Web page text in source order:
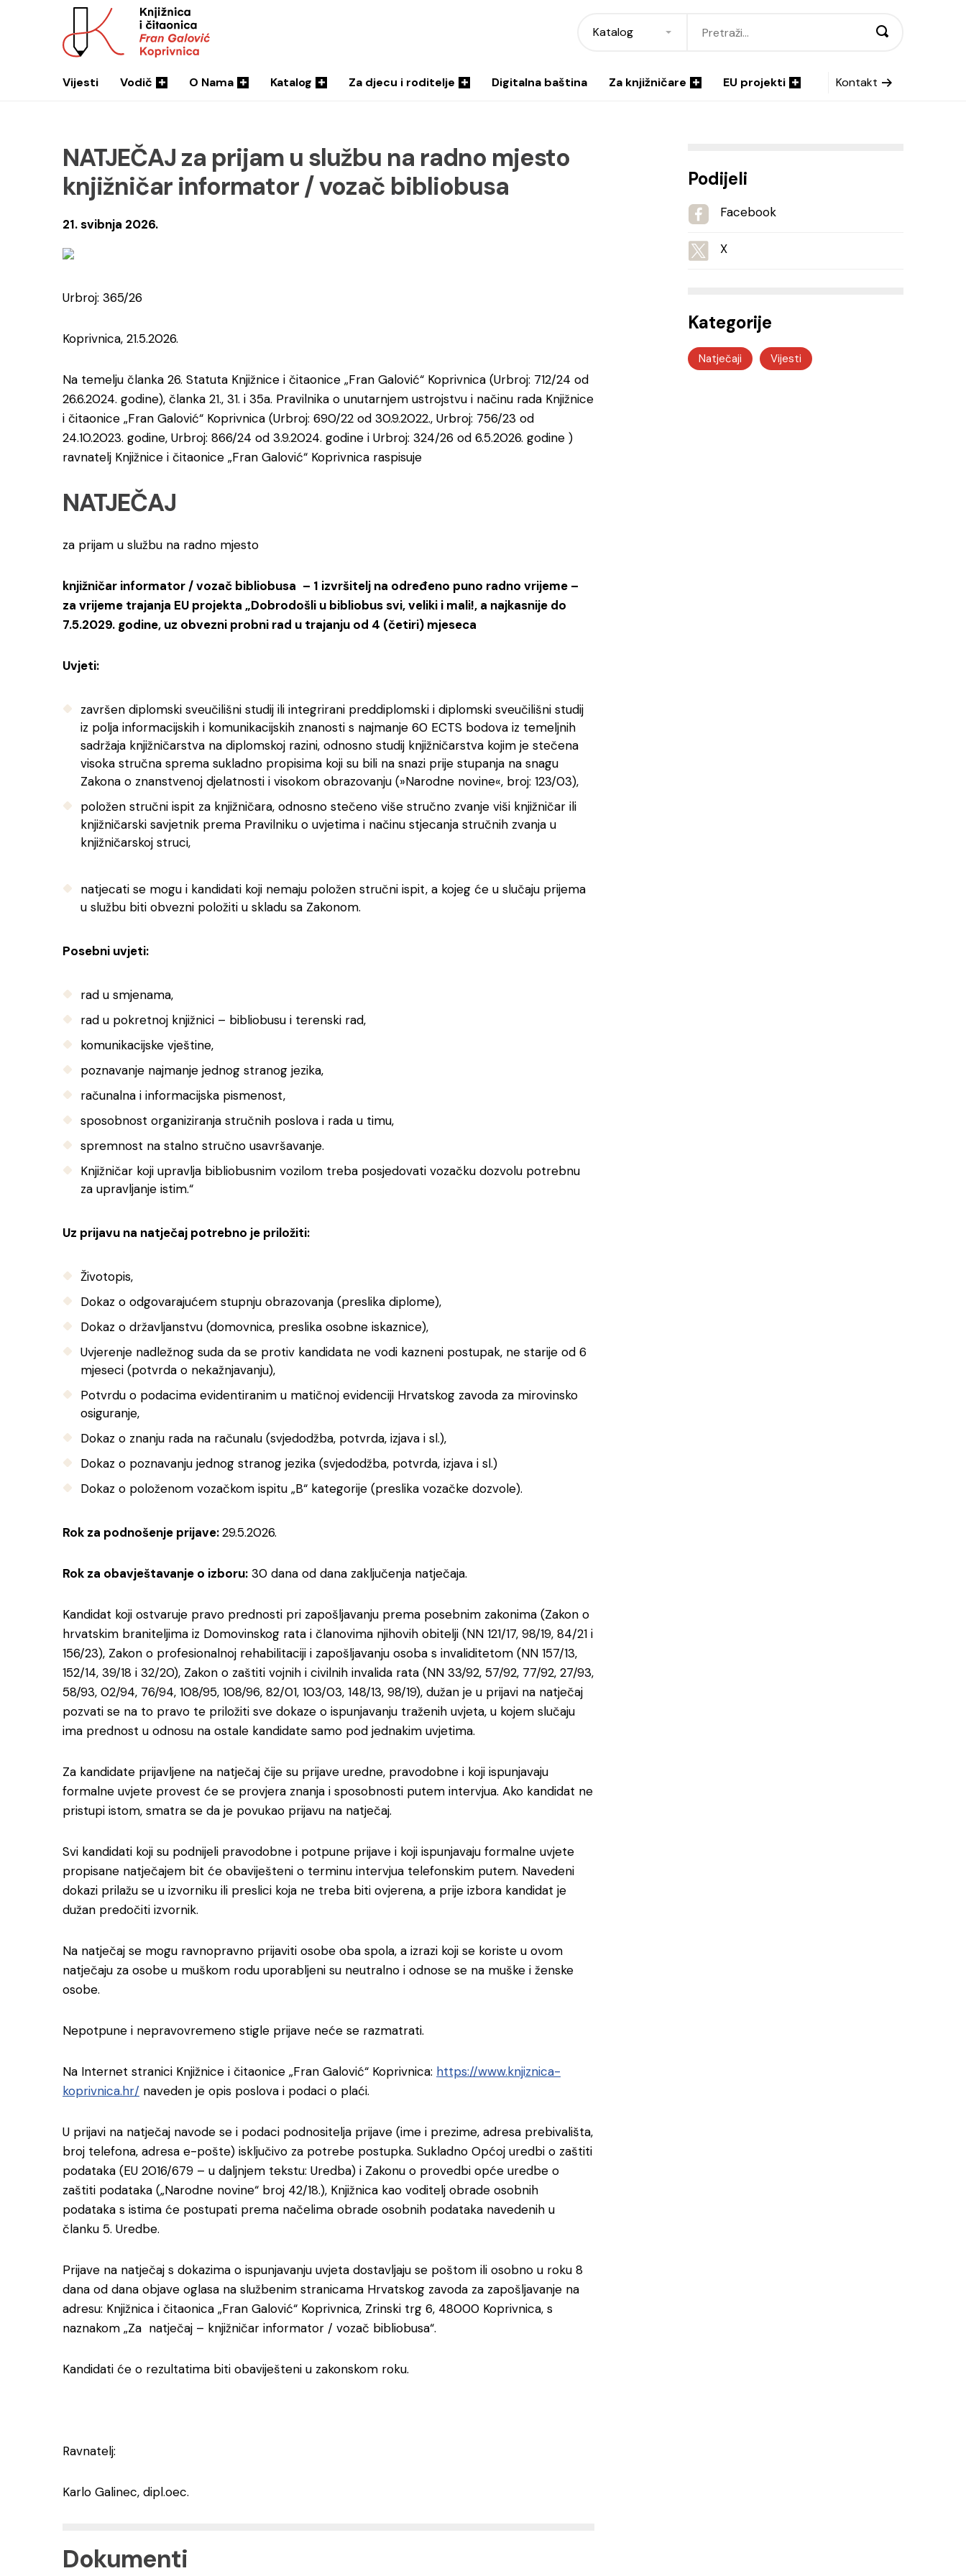
Katalog
Vijesti Vodič O Nama Katalog Za djecu i roditelje Digitalna baština Za knjižničare EU projekti Kontakt
NATJEČAJ za prijam u službu na radno mjesto
knjižničar informator / vozač bibliobusa
21. svibnja 2026.
Urbroj: 365/26
Koprivnica, 21.5.2026.
Na temelju članka 26. Statuta Knjižnice i čitaonice „Fran Galović“ Koprivnica (Urbroj: 712/24 od
26.6.2024. godine), članka 21., 31. i 35a. Pravilnika o unutarnjem ustrojstvu i načinu rada Knjižnice
i čitaonice „Fran Galović“ Koprivnica (Urbroj: 690/22 od 30.9.2022., Urbroj: 756/23 od
24.10.2023. godine, Urbroj: 866/24 od 3.9.2024. godine i Urbroj: 324/26 od 6.5.2026. godine )
ravnatelj Knjižnice i čitaonice „Fran Galović“ Koprivnica raspisuje
NATJEČAJ
za prijam u službu na radno mjesto
knjižničar informator / vozač bibliobusa – 1 izvršitelj na određeno puno radno vrijeme –
za vrijeme trajanja EU projekta „Dobrodošli u bibliobus svi, veliki i mali!, a najkasnije do
7.5.2029. godine, uz obvezni probni rad u trajanju od 4 (četiri) mjeseca
Uvjeti:
završen diplomski sveučilišni studij ili integrirani preddiplomski i diplomski sveučilišni studij
iz polja informacijskih i komunikacijskih znanosti s najmanje 60 ECTS bodova iz temeljnih
sadržaja knjižničarstva na diplomskoj razini, odnosno studij knjižničarstva kojim je stečena
visoka stručna sprema sukladno propisima koji su bili na snazi prije stupanja na snagu
Zakona o znanstvenoj djelatnosti i visokom obrazovanju (»Narodne novine«, broj: 123/03),
položen stručni ispit za knjižničara, odnosno stečeno više stručno zvanje viši knjižničar ili
knjižničarski savjetnik prema Pravilniku o uvjetima i načinu stjecanja stručnih zvanja u
knjižničarskoj struci,
natjecati se mogu i kandidati koji nemaju položen stručni ispit, a kojeg će u slučaju prijema
u službu biti obvezni položiti u skladu sa Zakonom.
Posebni uvjeti:
rad u smjenama,
rad u pokretnoj knjižnici – bibliobusu i terenski rad,
komunikacijske vještine,
poznavanje najmanje jednog stranog jezika,
računalna i informacijska pismenost,
sposobnost organiziranja stručnih poslova i rada u timu,
spremnost na stalno stručno usavršavanje.
Knjižničar koji upravlja bibliobusnim vozilom treba posjedovati vozačku dozvolu potrebnu
za upravljanje istim.“
Uz prijavu na natječaj potrebno je priložiti:
Životopis,
Dokaz o odgovarajućem stupnju obrazovanja (preslika diplome),
Dokaz o državljanstvu (domovnica, preslika osobne iskaznice),
Uvjerenje nadležnog suda da se protiv kandidata ne vodi kazneni postupak, ne starije od 6
mjeseci (potvrda o nekažnjavanju),
Potvrdu o podacima evidentiranim u matičnoj evidenciji Hrvatskog zavoda za mirovinsko
osiguranje,
Dokaz o znanju rada na računalu (svjedodžba, potvrda, izjava i sl.),
Dokaz o poznavanju jednog stranog jezika (svjedodžba, potvrda, izjava i sl.)
Dokaz o položenom vozačkom ispitu „B“ kategorije (preslika vozačke dozvole).
Rok za podnošenje prijave:29.5.2026.
Rok za obavještavanje o izboru: 30 dana od dana zaključenja natječaja.
Kandidat koji ostvaruje pravo prednosti pri zapošljavanju prema posebnim zakonima (Zakon o
hrvatskim braniteljima iz Domovinskog rata i članovima njihovih obitelji (NN 121/17, 98/19, 84/21 i
156/23), Zakon o profesionalnoj rehabilitaciji i zapošljavanju osoba s invaliditetom (NN 157/13,
152/14, 39/18 i 32/20), Zakon o zaštiti vojnih i civilnih invalida rata (NN 33/92, 57/92, 77/92, 27/93,
58/93, 02/94, 76/94, 108/95, 108/96, 82/01, 103/03, 148/13, 98/19), dužan je u prijavi na natječaj
pozvati se na to pravo te priložiti sve dokaze o ispunjavanju traženih uvjeta, u kojem slučaju
ima prednost u odnosu na ostale kandidate samo pod jednakim uvjetima.
Za kandidate prijavljene na natječaj čije su prijave uredne, pravodobne i koji ispunjavaju
formalne uvjete provest će se provjera znanja i sposobnosti putem intervjua. Ako kandidat ne
pristupi istom, smatra se da je povukao prijavu na natječaj.
Svi kandidati koji su podnijeli pravodobne i potpune prijave i koji ispunjavaju formalne uvjete
propisane natječajem bit će obaviješteni o terminu intervjua telefonskim putem. Navedeni
dokazi prilažu se u izvorniku ili preslici koja ne treba biti ovjerena, a prije izbora kandidat je
dužan predočiti izvornik.
Na natječaj se mogu ravnopravno prijaviti osobe oba spola, a izrazi koji se koriste u ovom
natječaju za osobe u muškom rodu uporabljeni su neutralno i odnose se na muške i ženske
osobe.
Nepotpune i nepravovremeno stigle prijave neće se razmatrati.
Na Internet stranici Knjižnice i čitaonice „Fran Galović“ Koprivnica: https://www.knjiznica-
koprivnica.hr/ naveden je opis poslova i podaci o plaći.
U prijavi na natječaj navode se i podaci podnositelja prijave (ime i prezime, adresa prebivališta,
broj telefona, adresa e-pošte) isključivo za potrebe postupka. Sukladno Općoj uredbi o zaštiti
podataka (EU 2016/679 – u daljnjem tekstu: Uredba) i Zakonu o provedbi opće uredbe o
zaštiti podataka („Narodne novine“ broj 42/18.), Knjižnica kao voditelj obrade osobnih
podataka s istima će postupati prema načelima obrade osobnih podataka navedenih u
članku 5. Uredbe.
Prijave na natječaj s dokazima o ispunjavanju uvjeta dostavljaju se poštom ili osobno u roku 8
dana od dana objave oglasa na službenim stranicama Hrvatskog zavoda za zapošljavanje na
adresu: Knjižnica i čitaonica „Fran Galović“ Koprivnica, Zrinski trg 6, 48000 Koprivnica, s
naznakom „Za natječaj – knjižničar informator / vozač bibliobusa“.
Kandidati će o rezultatima biti obaviješteni u zakonskom roku.
Ravnatelj:
Karlo Galinec, dipl.oec.
Dokumenti
Podijeli
Facebook
X
Kategorije
Natječaji Vijesti